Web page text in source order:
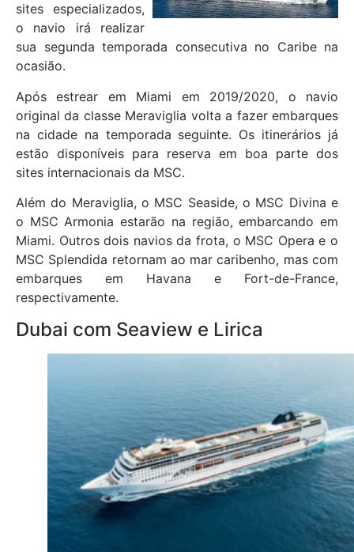
sites especializados,
o navio irá realizar
sua segunda temporada consecutiva no Caribe na
ocasião.
Após estrear em Miami em 2019/2020, o navio
original da classe Meraviglia volta a fazer embarques
na cidade na temporada seguinte. Os itinerários já
estão disponíveis para reserva em boa parte dos
sites internacionais da MSC.
Além do Meraviglia, o MSC Seaside, o MSC Divina e
o MSC Armonia estarão na região, embarcando em
Miami. Outros dois navios da frota, o MSC Opera e o
MSC Splendida retornam ao mar caribenho, mas com
embarques em Havana e Fort-de-France,
respectivamente.
Dubai com Seaview e Lirica